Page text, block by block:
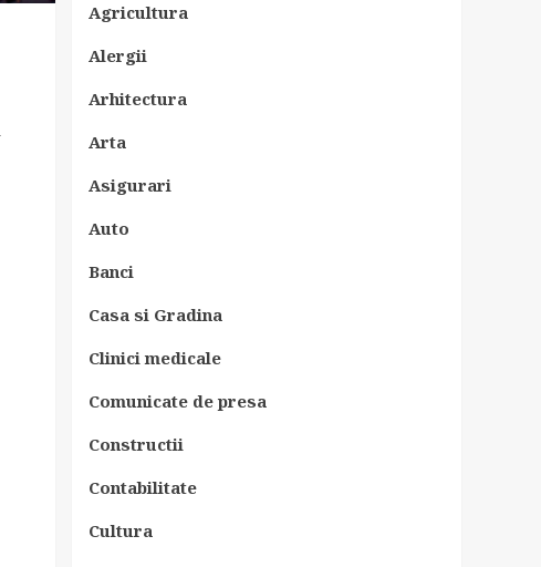
Agricultura
Alergii
Arhitectura
Arta
Asigurari
Auto
Banci
Casa si Gradina
Clinici medicale
Comunicate de presa
Constructii
Contabilitate
Cultura